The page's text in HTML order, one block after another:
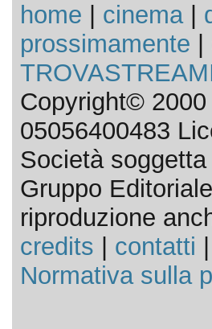
home cinema|
prossimamente
Copyright©
05056400483
Società
Gruppo
riproduzione
credits
contatti
Normativa sulla